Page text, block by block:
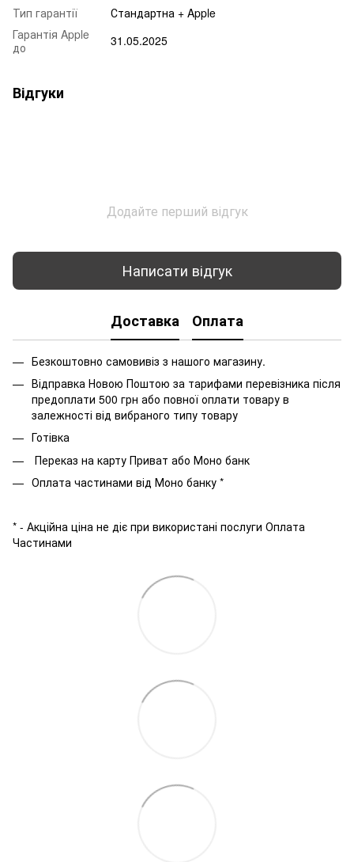
Тип гарантії
Стандартна + Apple
Гарантія Apple
до
31.05.2025
Відгуки
Додайте перший відгук
Написати відгук
Доставка Оплата
Безкоштовно самовивіз з нашого магазину.
Відправка Новою Поштою за тарифами перевізника після
предоплати 500 грн або повної оплати товару в
залежності від вибраного типу товару
Готівка
Переказ на карту Приват або Моно банк
Оплата частинами від Моно банку *
* - Акційна ціна не діє при використані послуги Оплата
Частинами